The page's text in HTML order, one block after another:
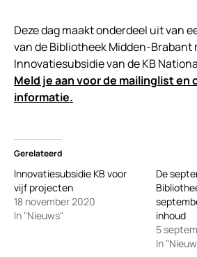
Deze dag maakt onderdeel uit van
van de Bibliotheek Midden-Brabant
Innovatiesubsidie van de KB
Meld je aan voor de mailinglist en
informatie.
Gerelateerd
Innovatiesubsidie KB voor
vijf projecten
18 november 2020
In "Nieuws"
De
inhoud
5
In